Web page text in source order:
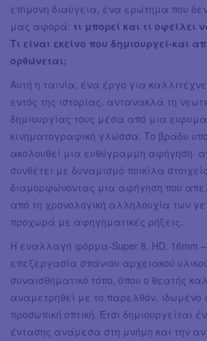
επίμονη διαύγεια, ένα ερώτημα που
μας αφορά: τι μπορεί και τι οφείλει
Τι είναι εκείνο που δημιουργεί-και
ορθώνεται;
Αυτή η ταινία, ένα έργο για
εντός της ιστορίας, αντανακλά τη
δημιουργίας τους μέσα από μια
κινηματογραφική γλώσσα. Το βράδυ
ακολουθεί μια ευθύγραμμη αφήγηση·
συνθέτει με δυναμισμό ποικίλα
διαμορφώνοντας μια αφήγηση που
από τη χρονολογική αλληλουχία των
προχωρά με αφηγηματικές ρήξεις.
Η εναλλαγή φόρμα-Super 8, HD, 16mm –
επεξεργασία σπάνιου αρχειακού
συναισθηματικό τόπο, όπου ο θεατής
αναμετρηθεί με το παρελθόν, ιδωμένο
προσωπική οπτική. Έτσι δημιουργείται
έντασης ανάμεσα στη μνήμη και την